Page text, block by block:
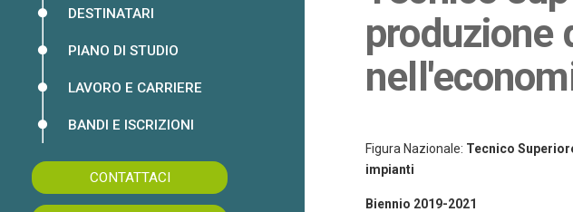
DESTINATARI
PIANO DI STUDIO
LAVORO E CARRIERE
BANDI E ISCRIZIONI
CONTATTACI
produzione
Figura Nazionale: Tecnico
impianti
Biennio 2019-2021